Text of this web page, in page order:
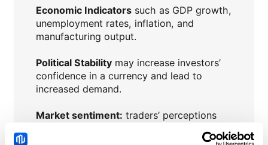
Economic Indicatorssuch as GDP growth,
unemployment rates, inflation, and
manufacturing output.
Political Stabilitymay increase investors’
confidence in a currency and lead to
increased demand.
Market sentiment: traders’ perceptions
and expectations may have major impact